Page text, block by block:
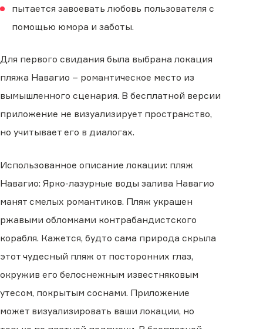
пытается завоевать любовь пользователя с
помощью юмора и заботы.
Для первого свидания была выбрана локация
пляжа Навагио – романтическое место из
вымышленного сценария. В бесплатной версии
приложение не визуализирует пространство,
но учитывает его в диалогах.
Использованное описание локации: пляж
Навагио: Ярко-лазурные воды залива Навагио
манят смелых романтиков. Пляж украшен
ржавыми обломками контрабандистского
корабля. Кажется, будто сама природа скрыла
этот чудесный пляж от посторонних глаз,
окружив его белоснежным известняковым
утесом, покрытым соснами. Приложение
может визуализировать ваши локации, но